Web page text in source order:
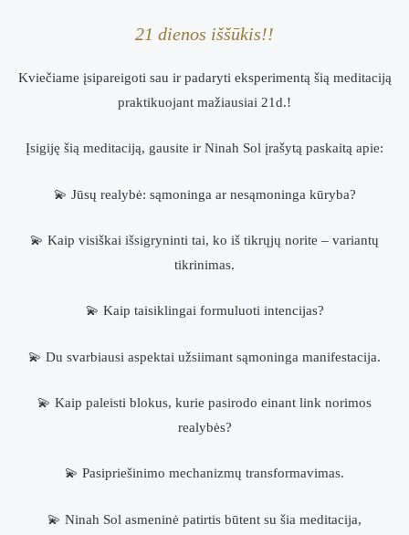
21 dienos iššūkis!!
Kviečiame įsipareigoti sau ir padaryti eksperimentą šią meditaciją
praktikuojant mažiausiai 21d.!
Įsigiję šią meditaciją, gausite ir Ninah Sol įrašytą paskaitą apie:
💫 Jūsų realybė: sąmoninga ar nesąmoninga kūryba?
💫 Kaip visiškai išsigryninti tai, ko iš tikrųjų norite – variantų
tikrinimas.
💫 Kaip taisiklingai formuluoti intencijas?
💫 Du svarbiausi aspektai užsiimant sąmoninga manifestacija.
💫 Kaip paleisti blokus, kurie pasirodo einant link norimos
realybės?
💫 Pasipriešinimo mechanizmų transformavimas.
💫 Ninah Sol asmeninė patirtis būtent su šia meditacija,